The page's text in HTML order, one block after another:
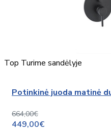
Top Turime sandėlyje
Potinkinė juoda matinė
664,00€
449,00€